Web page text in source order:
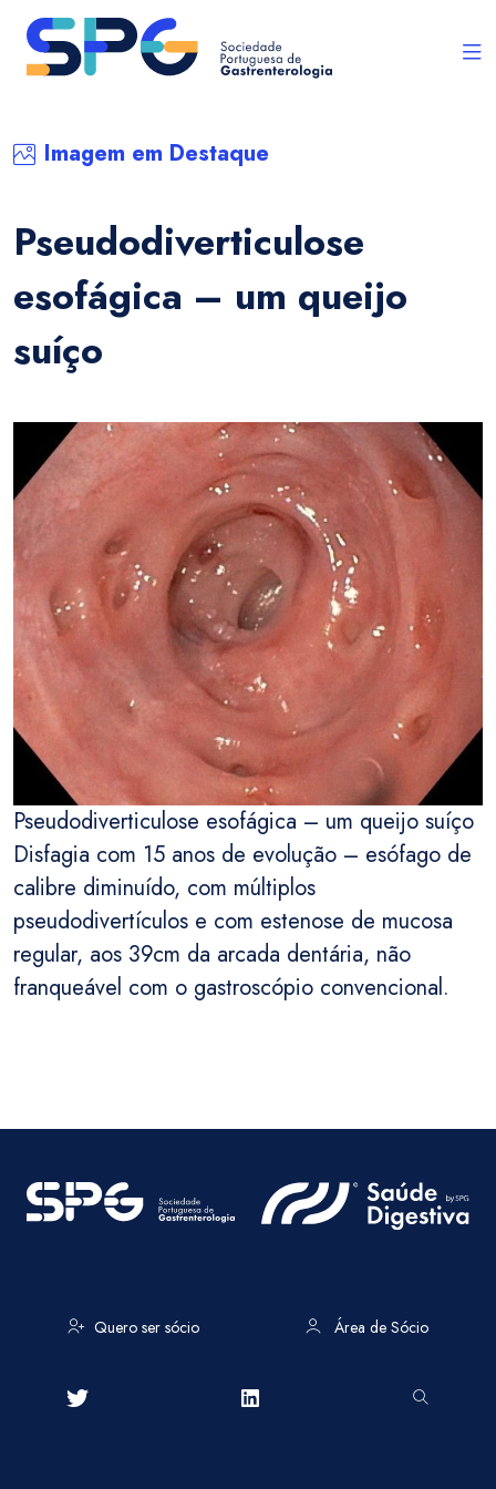
Imagem em Destaque
Pseudodiverticulose
esofágica – um queijo
suíço
Pseudodiverticulose esofágica – um queijo suíço
Disfagia com 15 anos de evolução – esófago de
calibre diminuído, com múltiplos
pseudodivertículos e com estenose de mucosa
regular, aos 39cm da arcada dentária, não
franqueável com o gastroscópio convencional.
Quero ser sócio Área de Sócio